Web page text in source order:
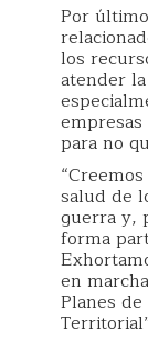
Por
los
atender
para no
salud de
guerra y,
forma
en
Planes